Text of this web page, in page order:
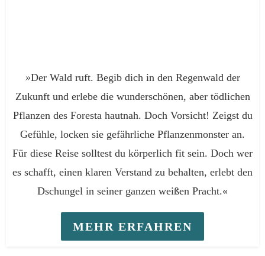
»Der Wald ruft. Begib dich in den Regenwald der
Zukunft und erlebe die wunderschönen, aber tödlichen
Pflanzen des Foresta hautnah. Doch Vorsicht! Zeigst du
Gefühle, locken sie gefährliche Pflanzenmonster an.
Für diese Reise solltest du körperlich fit sein. Doch wer
es schafft, einen klaren Verstand zu behalten, erlebt den
Dschungel in seiner ganzen weißen Pracht.«
MEHR ERFAHREN